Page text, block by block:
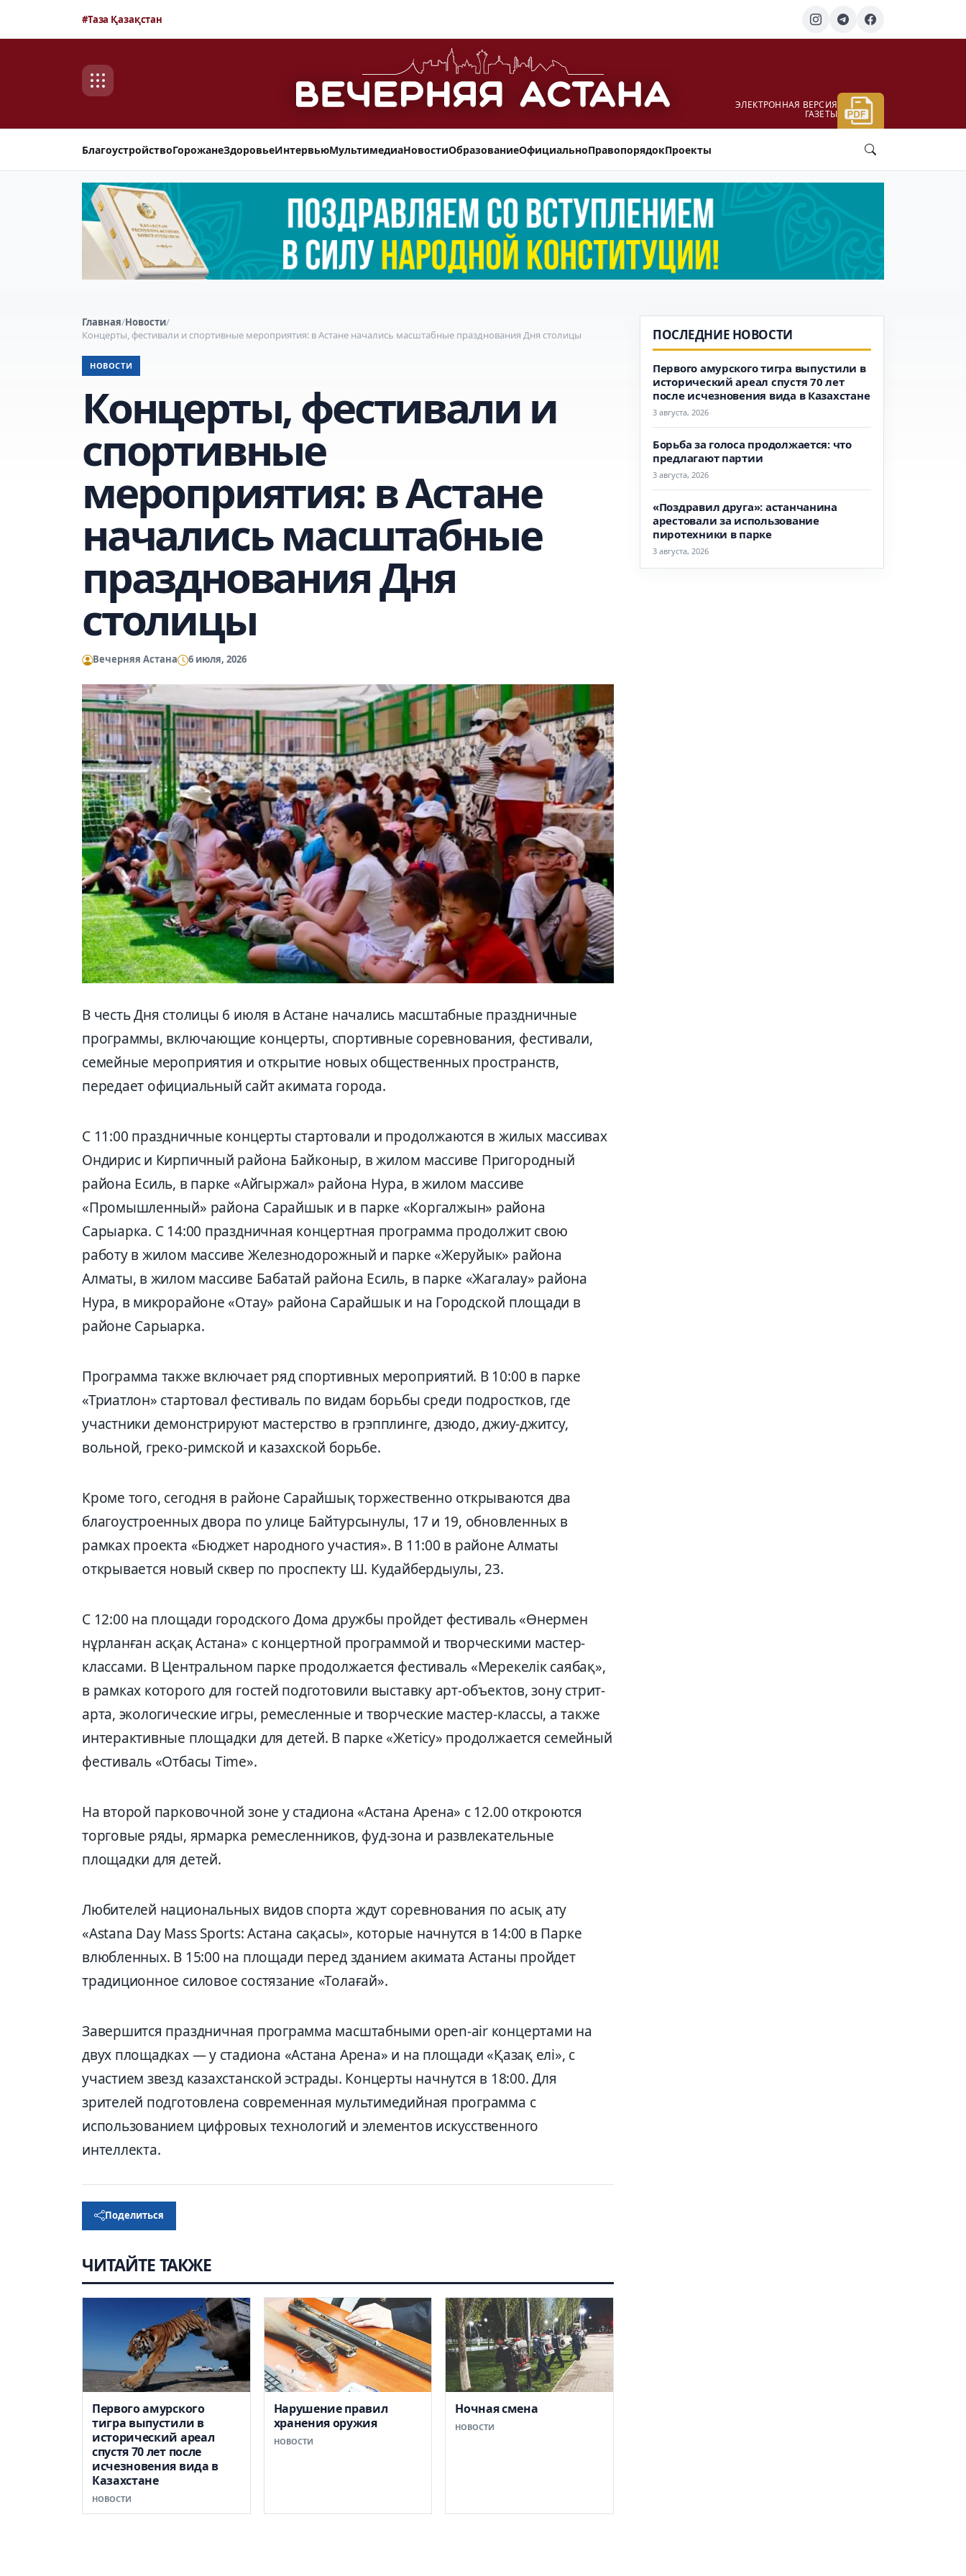
#Таза Қазақстан
ЭЛЕКТРОННАЯ ВЕРСИЯ
ГАЗЕТЫ
БлагоустройствоГорожанеЗдоровьеИнтервьюМультимедиаНовостиОбразованиеОфициальноПравопорядокПроекты
Главная/Новости/
Концерты, фестивали и спортивные мероприятия: в Астане начались масштабные празднования Дня столицы
НОВОСТИ
Концерты, фестивали и
спортивные
мероприятия: в Астане
начались масштабные
празднования Дня
столицы
Вечерняя Астана 6 июля, 2026
В честь Дня столицы 6 июля в Астане начались масштабные праздничные
программы, включающие концерты, спортивные соревнования, фестивали,
семейные мероприятия и открытие новых общественных пространств,
передает официальный сайт акимата города.
С 11:00 праздничные концерты стартовали и продолжаются в жилых массивах
Ондирис и Кирпичный района Байконыр, в жилом массиве Пригородный
района Есиль, в парке «Айгыржал» района Нура, в жилом массиве
«Промышленный» района Сарайшык и в парке «Коргалжын» района
Сарыарка. С 14:00 праздничная концертная программа продолжит свою
работу в жилом массиве Железнодорожный и парке «Жеруйык» района
Алматы, в жилом массиве Бабатай района Есиль, в парке «Жагалау» района
Нура, в микрорайоне «Отау» района Сарайшык и на Городской площади в
районе Сарыарка.
Программа также включает ряд спортивных мероприятий. В 10:00 в парке
«Триатлон» стартовал фестиваль по видам борьбы среди подростков, где
участники демонстрируют мастерство в грэпплинге, дзюдо, джиу-джитсу,
вольной, греко-римской и казахской борьбе.
Кроме того, сегодня в районе Сарайшық торжественно открываются два
благоустроенных двора по улице Байтурсынулы, 17 и 19, обновленных в
рамках проекта «Бюджет народного участия». В 11:00 в районе Алматы
открывается новый сквер по проспекту Ш. Кудайбердыулы, 23.
С 12:00 на площади городского Дома дружбы пройдет фестиваль «Өнермен
нұрланған асқақ Астана» с концертной программой и творческими мастер-
классами. В Центральном парке продолжается фестиваль «Мерекелік саябақ»,
в рамках которого для гостей подготовили выставку арт-объектов, зону стрит-
арта, экологические игры, ремесленные и творческие мастер-классы, а также
интерактивные площадки для детей. В парке «Жетісу» продолжается семейный
фестиваль «Отбасы Time».
На второй парковочной зоне у стадиона «Астана Арена» с 12.00 откроются
торговые ряды, ярмарка ремесленников, фуд-зона и развлекательные
площадки для детей.
Любителей национальных видов спорта ждут соревнования по асық ату
«Astana Day Mass Sports: Астана сақасы», которые начнутся в 14:00 в Парке
влюбленных. В 15:00 на площади перед зданием акимата Астаны пройдет
традиционное силовое состязание «Толағай».
Завершится праздничная программа масштабными open-air концертами на
двух площадках — у стадиона «Астана Арена» и на площади «Қазақ елі», с
участием звезд казахстанской эстрады. Концерты начнутся в 18:00. Для
зрителей подготовлена современная мультимедийная программа с
использованием цифровых технологий и элементов искусственного
интеллекта.
Поделиться
ЧИТАЙТЕ ТАКЖЕ
Первого амурского
тигра выпустили в
исторический ареал
спустя 70 лет после
исчезновения вида в
Казахстане
НОВОСТИ
Нарушение правил
хранения оружия
НОВОСТИ
Ночная смена
НОВОСТИ
ПОСЛЕДНИЕ НОВОСТИ
Первого амурского тигра выпустили в
исторический ареал спустя 70 лет
после исчезновения вида в Казахстане
3 августа, 2026
Борьба за голоса продолжается: что
предлагают партии
3 августа, 2026
«Поздравил друга»: астанчанина
арестовали за использование
пиротехники в парке
3 августа, 2026